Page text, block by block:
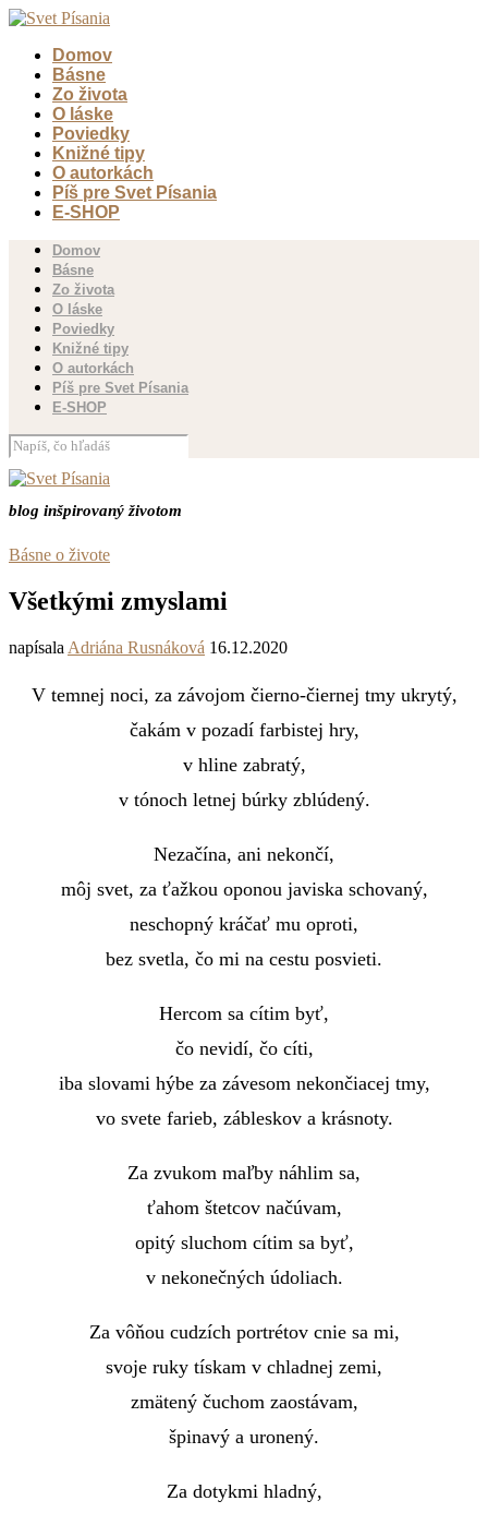
Domov
Básne
Zo života
O láske
Poviedky
Knižné tipy
O autorkách
Píš pre Svet Písania
E-SHOP
Domov
Básne
Zo života
O láske
Poviedky
Knižné tipy
O autorkách
Píš pre Svet Písania
E-SHOP
blog inšpirovaný životom
Básne o živote
Všetkými zmyslami
napísala Adriána Rusnáková 16.12.2020
V temnej noci, za závojom čierno-čiernej tmy ukrytý,
čakám v pozadí farbistej hry,
v hline zabratý,
v tónoch letnej búrky zblúdený.
Nezačína, ani nekončí,
môj svet, za ťažkou oponou javiska schovaný,
neschopný kráčať mu oproti,
bez svetla, čo mi na cestu posvieti.
Hercom sa cítim byť,
čo nevidí, čo cíti,
iba slovami hýbe za závesom nekončiacej tmy,
vo svete farieb, zábleskov a krásnoty.
Za zvukom maľby náhlim sa,
ťahom štetcov načúvam,
opitý sluchom cítim sa byť,
v nekonečných údoliach.
Za vôňou cudzích portrétov cnie sa mi,
svoje ruky tískam v chladnej zemi,
zmätený čuchom zaostávam,
špinavý a uronený.
Za dotykmi hladný,